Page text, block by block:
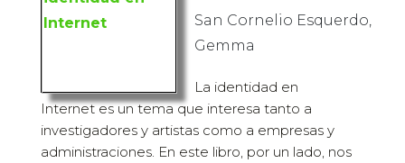
San Cornelio Esquerdo,
Gemma
La identidad en
Internet es un tema que interesa tanto a
investigadores y artistas como a empresas y
administraciones. En este libro, por un lado, nos